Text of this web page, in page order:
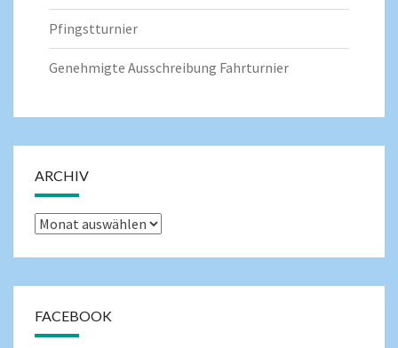
Pfingstturnier
Genehmigte Ausschreibung Fahrturnier
ARCHIV
FACEBOOK